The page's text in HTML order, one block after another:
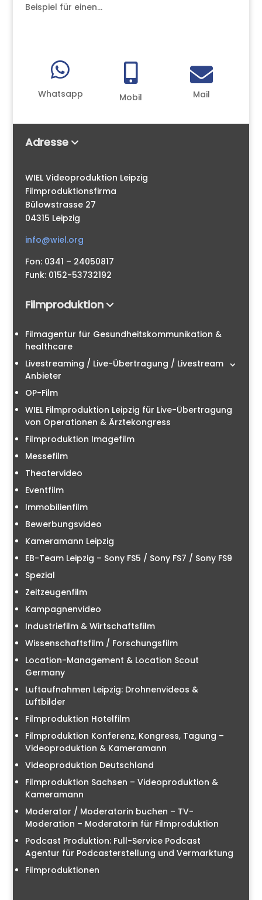
Beispiel für einen...

Whatsapp

Mobil

Mail
Adresse
WIEL Videoproduktion Leipzig
Filmproduktionsfirma
Bülowstrasse 27
04315 Leipzig
info@wiel.org
Fon: 0341 – 24050817
Funk: 0152-53732192
Filmproduktion
Filmagentur für Gesundheitskommunikation &
healthcare
Livestreaming / Live-Übertragung / Livestream
Anbieter
OP-Film
WIEL Filmproduktion Leipzig für Live-Übertragung
von Operationen & Ärztekongress
Filmproduktion Imagefilm
Messefilm
Theatervideo
Eventfilm
Immobilienfilm
Bewerbungsvideo
Kameramann Leipzig
EB-Team Leipzig – Sony FS5 / Sony FS7 / Sony FS9
Spezial
Zeitzeugenfilm
Kampagnenvideo
Industriefilm & Wirtschaftsfilm
Wissenschaftsfilm / Forschungsfilm
Location-Management & Location Scout
Germany
Luftaufnahmen Leipzig: Drohnenvideos &
Luftbilder
Filmproduktion Hotelfilm
Filmproduktion Konferenz, Kongress, Tagung –
Videoproduktion & Kameramann
Videoproduktion Deutschland
Filmproduktion Sachsen – Videoproduktion &
Kameramann
Moderator / Moderatorin buchen – TV-
Moderation – Moderatorin für Filmproduktion
Podcast Produktion: Full-Service Podcast
Agentur für Podcasterstellung und Vermarktung
Filmproduktionen